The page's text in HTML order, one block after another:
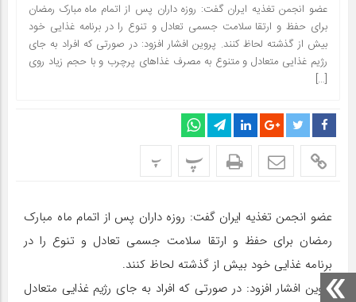
عضو انجمن تغذیه ایران گفت: روزه داران پس از اتمام ماه مبارک رمضان
برای حفظ و ارتقا سلامت جسمی تعادل و تنوع را در برنامه غذایی خود
بیش از گذشته لحاظ کنند. پروین افشار افزود: در صورتی که افراد به جای
رژیم غذایی متعادل و متنوع به مصرف غذاهای پرچرب و با حجم زیاد روی
[…]
پ پ
عضو انجمن تغذیه ایران گفت: روزه داران پس از اتمام ماه مبارک
رمضان برای حفظ و ارتقا سلامت جسمی تعادل و تنوع را در
برنامه غذایی خود بیش از گذشته لحاظ کنند.
پروین افشار افزود: در صورتی که افراد به جای رژیم غذایی متعادل